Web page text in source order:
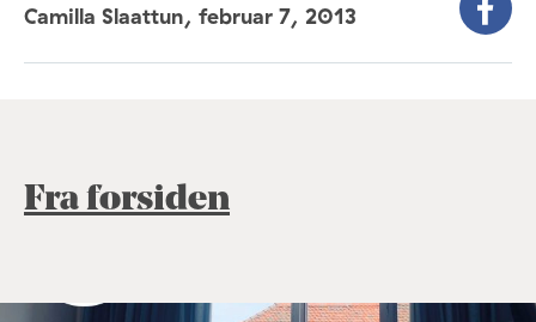
Camilla Slaattun, februar 7, 2013
Fra forsiden